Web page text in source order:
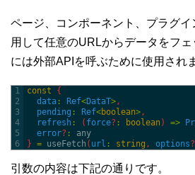
ページ、コンポーネント、プラグ
用して任意のURLからデータをフ
には外部APIを呼ぶために使用され
1
2
3
4
5
6
const
{
data : Ref<DataT> ,
pending : Ref<boolean> ,
refresh : ( force? : boolean) =>
error? :
any
} = useFetch ( url : string , options?
引数の内容は下記の通りです。